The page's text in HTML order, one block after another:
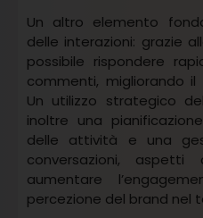
Un altro elemento
delle interazioni: grazie
possibile rispondere
commenti, migliorando
Un utilizzo strategico
inoltre una
delle attività e una
conversazioni,
aumentare
percezione del brand nel